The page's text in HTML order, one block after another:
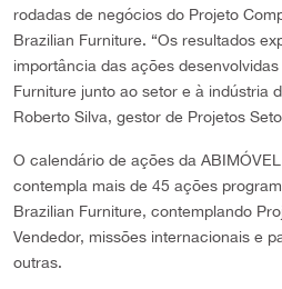
rodadas de negócios do Projeto
Brazilian Furniture. “Os resultados
importância das ações
Furniture junto ao setor e à indústria
Roberto Silva, gestor de Projetos
O calendário de ações da
contempla mais de 45 ações
Brazilian Furniture, contemplando
Vendedor, missões internacionais e
outras.